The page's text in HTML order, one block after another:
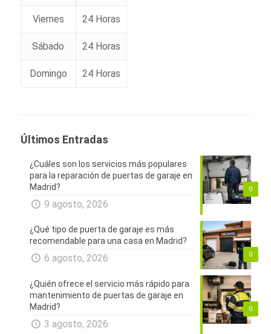
Viernes 24 Horas
Sábado 24 Horas
Domingo 24 Horas
Últimos Entradas
0
¿Cuáles son los servicios más populares
para la reparación de puertas de garaje en
Madrid?
9 agosto, 2026
0
¿Qué tipo de puerta de garaje es más
recomendable para una casa en Madrid?
6 agosto, 2026
0
¿Quién ofrece el servicio más rápido para
mantenimiento de puertas de garaje en
Madrid?
3 agosto, 2026